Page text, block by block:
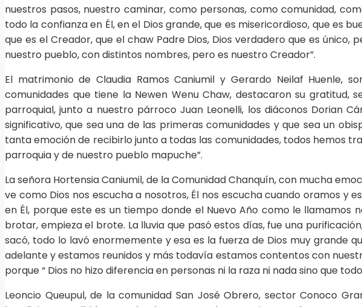
nuestros pasos, nuestro caminar, como personas, como comunidad,
todo la confianza en Él, en el Dios grande, que es misericordioso, que es
que es el Creador, que el chaw Padre Dios, Dios verdadero que es
nuestro pueblo, con distintos nombres, pero es nuestro Creador”.
El matrimonio de Claudia Ramos Caniumil y Gerardo Neilaf Huenle,
comunidades que tiene la Newen Wenu Chaw, destacaron su gratitud,
parroquial, junto a nuestro párroco Juan Leonelli, los diáconos Dorian
significativo, que sea una de las primeras comunidades y que sea un
tanta emoción de recibirlo junto a todas las comunidades, todos hemos
parroquia y de nuestro pueblo mapuche”.
La señora Hortensia Caniumil, de la Comunidad Chanquín, con mucha
ve como Dios nos escucha a nosotros, Él nos escucha cuando oramos y
en Él, porque este es un tiempo donde el Nuevo Año como le
brotar, empieza el brote. La lluvia que pasó estos días, fue una
sacó, todo lo lavó enormemente y esa es la fuerza de Dios muy grande
adelante y estamos reunidos y más todavía estamos contentos con
porque “ Dios no hizo diferencia en personas ni la raza ni nada sino que
Leoncio Queupul, de la comunidad San José Obrero, sector Conoco